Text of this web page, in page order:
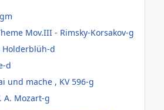
Mov.III - Rimsky-Korsakov-g
Holderblüh-d
d
und mache , KV 596-g
A. Mozart-g